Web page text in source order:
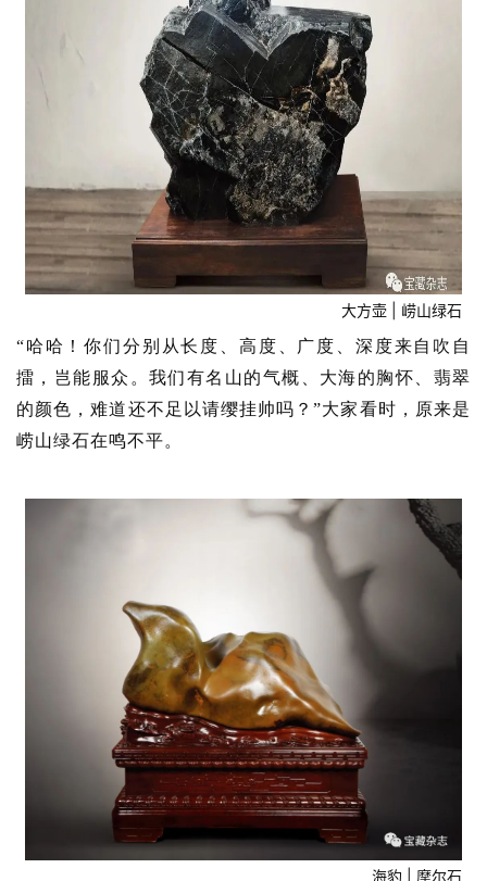
大方壶 | 崂山绿石
“哈哈！你们分别从长度、高度、广度、深度来自吹自
擂，岂能服众。我们有名山的气概、大海的胸怀、翡翠
的颜色，难道还不足以请缨挂帅吗？”大家看时，原来是
崂山绿石在鸣不平。
海豹 | 摩尔石